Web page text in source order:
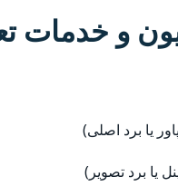
و خدمات
یا برد اصلی)
یا برد تصویر)